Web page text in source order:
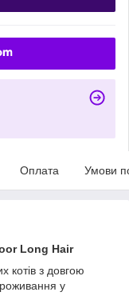
Оплата Умови
Long Hair
котів з довгою
у